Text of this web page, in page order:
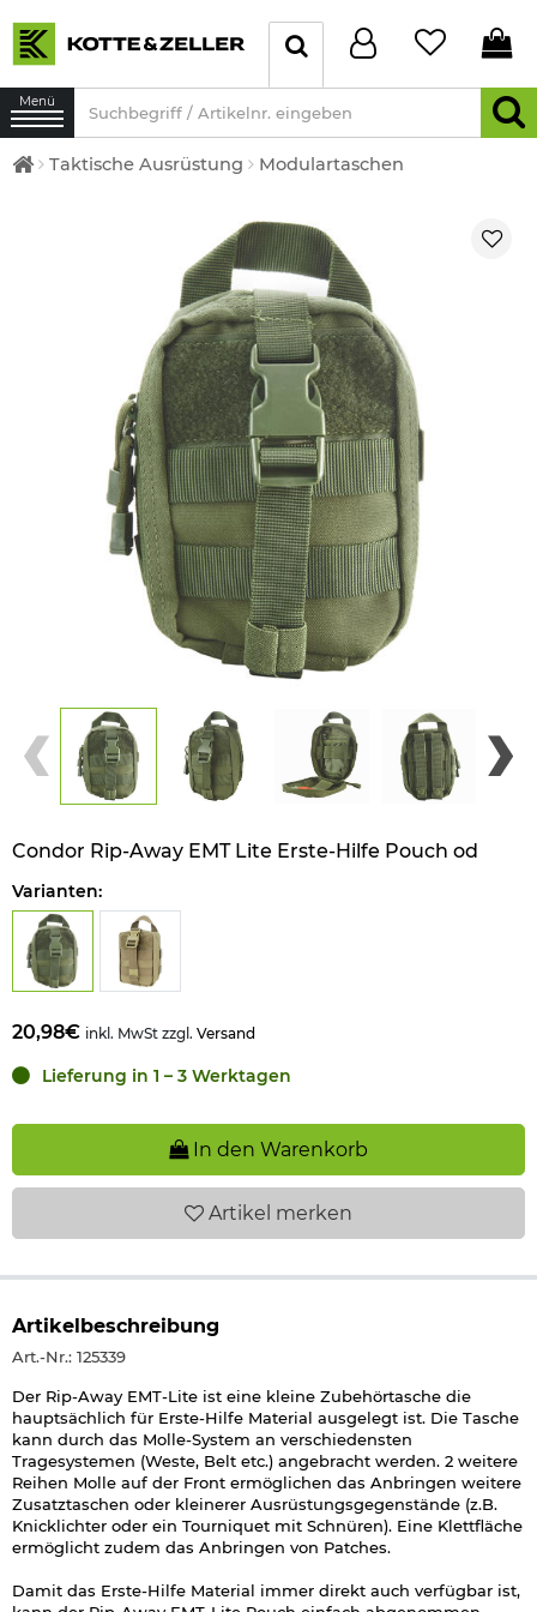
Menü
Taktische Ausrüstung Modulartaschen
Condor Rip-Away EMT Lite Erste-Hilfe Pouch od
Varianten:
20,98€ inkl. MwSt zzgl. Versand
Lieferung in 1 – 3 Werktagen
In den Warenkorb
Artikel merken
Artikelbeschreibung
Art.-Nr.: 125339
Der Rip-Away EMT-Lite ist eine kleine Zubehörtasche die
hauptsächlich für Erste-Hilfe Material ausgelegt ist. Die Tasche
kann durch das Molle-System an verschiedensten
Tragesystemen (Weste, Belt etc.) angebracht werden. 2 weitere
Reihen Molle auf der Front ermöglichen das Anbringen weitere
Zusatztaschen oder kleinerer Ausrüstungsgegenstände (z.B.
Knicklichter oder ein Tourniquet mit Schnüren). Eine Klettfläche
ermöglicht zudem das Anbringen von Patches.
Damit das Erste-Hilfe Material immer direkt auch verfügbar ist,